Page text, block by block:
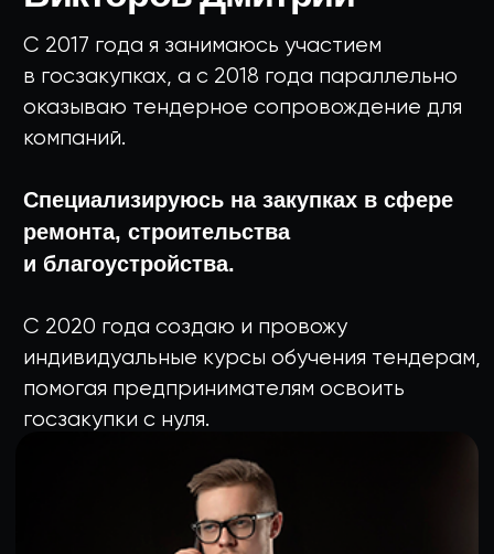
Викторов Дмитрий
Обучаю как
ЗАПИШИСЬ НА
БЕСПЛАТНОЕ
ЗАНЯТИЕ
Дмитрий перезвонит вам в течение
15 минут в рабочее время
в WhatsApp
в Telegram